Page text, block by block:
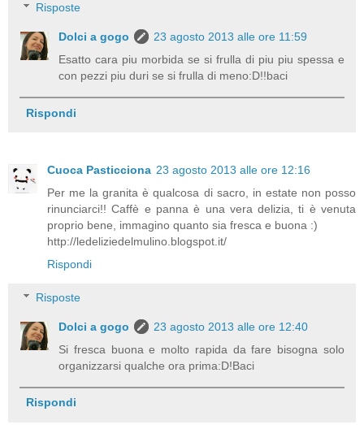
Risposte
Dolci a gogo
23 agosto 2013 alle ore 11:59
Esatto cara piu morbida se si frulla di piu piu spessa e
con pezzi piu duri se si frulla di meno:D!!baci
Rispondi
Cuoca Pasticciona 23 agosto 2013 alle ore 12:16
Per me la granita è qualcosa di sacro, in estate non posso
rinunciarci!! Caffè e panna è una vera delizia, ti è venuta
proprio bene, immagino quanto sia fresca e buona :)
http://ledeliziedelmulino.blogspot.it/
Rispondi
Risposte
Dolci a gogo
23 agosto 2013 alle ore 12:40
Si fresca buona e molto rapida da fare bisogna solo
organizzarsi qualche ora prima:D!Baci
Rispondi